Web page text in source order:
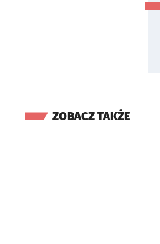
ZOBACZ TAKŻE